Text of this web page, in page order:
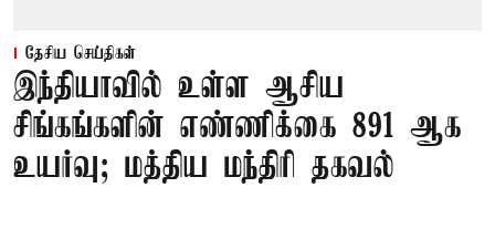
தேசிய செய்திகள்
இந்தியாவில் உள்ள ஆசிய
சிங்கங்களின் எண்ணிக்கை 891 ஆக
உயர்வு; மத்திய மந்திரி தகவல்